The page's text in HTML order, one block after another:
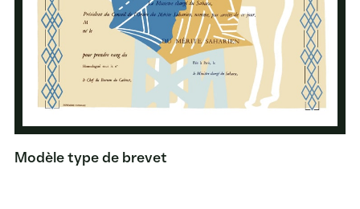
Modèle type de brevet